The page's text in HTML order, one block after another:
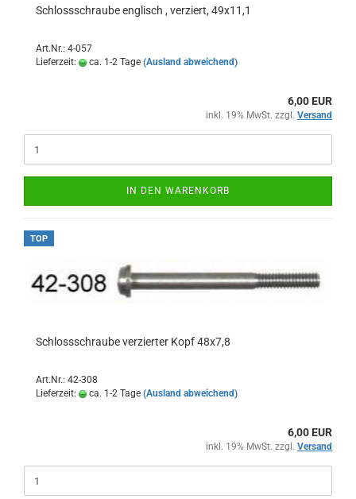
Schlossschraube englisch , verziert, 49x11,1
Art.Nr.: 4-057
Lieferzeit:
ca. 1-2 Tage (Ausland abweichend)
6,00 EUR
inkl. 19% MwSt. zzgl. Versand
IN DEN WARENKORB
TOP
Schlossschraube verzierter Kopf 48x7,8
Art.Nr.: 42-308
Lieferzeit:
ca. 1-2 Tage (Ausland abweichend)
6,00 EUR
inkl. 19% MwSt. zzgl. Versand